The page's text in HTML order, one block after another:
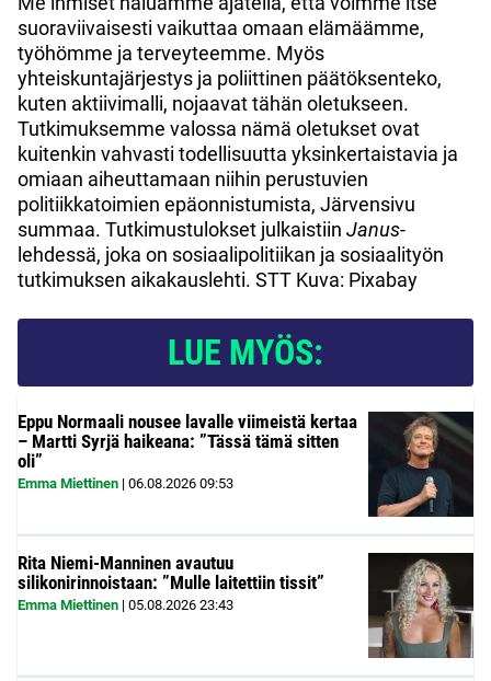
suoraviivaisesti vaikuttaa omaan elämäämme,
työhömme ja terveyteemme. Myös
yhteiskuntajärjestys ja poliittinen päätöksenteko,
kuten aktiivimalli, nojaavat tähän oletukseen.
Tutkimuksemme valossa nämä oletukset ovat
kuitenkin vahvasti todellisuutta yksinkertaistavia ja
omiaan aiheuttamaan niihin perustuvien
politiikkatoimien epäonnistumista, Järvensivu
summaa. Tutkimustulokset julkaistiin Janus-
lehdessä, joka on sosiaalipolitiikan ja sosiaalityön
tutkimuksen aikakauslehti. STT Kuva: Pixabay
LUE MYÖS:
Eppu Normaali nousee lavalle viimeistä kertaa
– Martti Syrjä haikeana: ”Tässä tämä sitten
oli”
Emma Miettinen | 06.08.2026 09:53
Rita Niemi-Manninen avautuu
silikonirinnoistaan: ”Mulle laitettiin tissit”
Emma Miettinen | 05.08.2026 23:43